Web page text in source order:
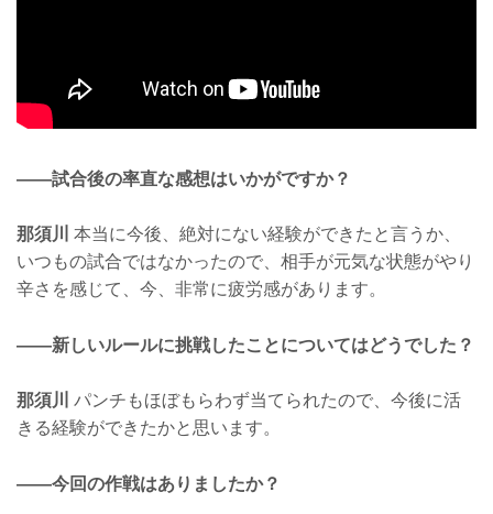
——試合後の率直な感想はいかがですか？
那須川
本当に今後、絶対にない経験ができたと言うか、
いつもの試合ではなかったので、相手が元気な状態がやり
辛さを感じて、今、非常に疲労感があります。
——新しいルールに挑戦したことについてはどうでした？
那須川
パンチもほぼもらわず当てられたので、今後に活
きる経験ができたかと思います。
——今回の作戦はありましたか？